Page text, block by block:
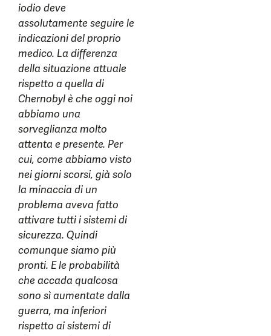
iodio deve
assolutamente seguire le
indicazioni del proprio
medico. La differenza
della situazione attuale
rispetto a quella di
Chernobyl è che oggi noi
abbiamo una
sorveglianza molto
attenta e presente. Per
cui, come abbiamo visto
nei giorni scorsi, già solo
la minaccia di un
problema aveva fatto
attivare tutti i sistemi di
sicurezza. Quindi
comunque siamo più
pronti. E le probabilità
che accada qualcosa
sono sì aumentate dalla
guerra, ma inferiori
rispetto ai sistemi di